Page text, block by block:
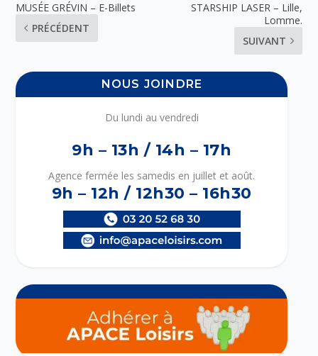
MUSÉE GRÉVIN – E-Billets
PRÉCÉDENT
STARSHIP LASER – Lille,
Lomme.
SUIVANT
NOUS JOINDRE
Du lundi au vendredi
9h – 13h / 14h – 17h
Agence fermée les samedis en juillet et août.
9h – 12h / 12h30 – 16h30